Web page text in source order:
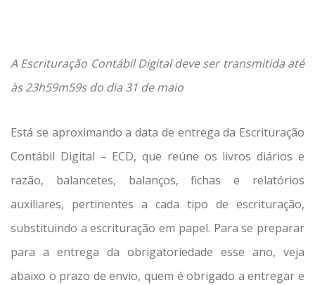
A Escrituração Contábil Digital deve ser transmitida até
às 23h59m59s do dia 31 de maio
Está se aproximando a data de entrega da Escrituração
Contábil Digital – ECD, que reúne os livros diários e
razão, balancetes, balanços, fichas e relatórios
auxiliares, pertinentes a cada tipo de escrituração,
substituindo a escrituração em papel. Para se preparar
para a entrega da obrigatoriedade esse ano, veja
abaixo o prazo de envio, quem é obrigado a entregar e